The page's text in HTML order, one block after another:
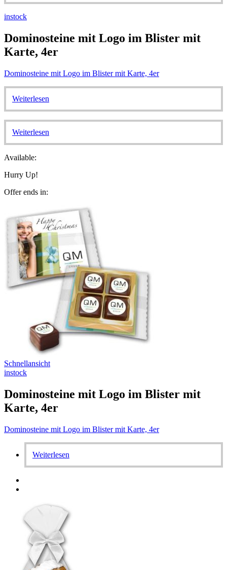
instock
Dominosteine mit Logo im Blister mit
Karte, 4er
Dominosteine mit Logo im Blister mit Karte, 4er
Weiterlesen
Weiterlesen
Available:
Hurry Up!
Offer ends in:
Schnellansicht
instock
Dominosteine mit Logo im Blister mit
Karte, 4er
Dominosteine mit Logo im Blister mit Karte, 4er
Weiterlesen